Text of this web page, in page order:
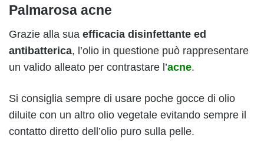
Palmarosa acne
Grazie alla sua efficacia disinfettante ed
antibatterica, l’olio in questione può rappresentare
un valido alleato per contrastare l’acne.
Si consiglia sempre di usare poche gocce di olio
diluite con un altro olio vegetale evitando sempre il
contatto diretto dell’olio puro sulla pelle.